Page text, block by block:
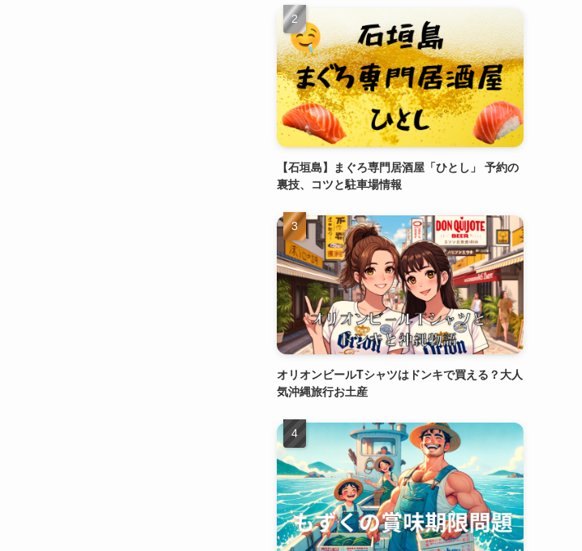
【石垣島】まぐろ専門居酒屋「ひとし」 予約の
裏技、コツと駐車場情報
オリオンビールTシャツはドンキで買える？大人
気沖縄旅行お土産